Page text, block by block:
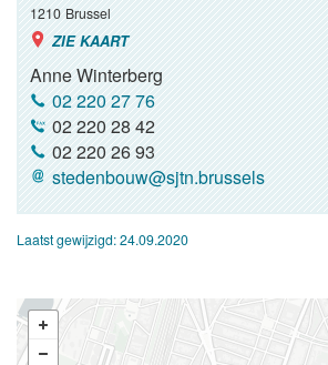
1210 Brussel
ZIE KAART
Anne Winterberg
02 220 27 76
02 220 28 42
02 220 26 93
stedenbouw@sjtn.brussels
Laatst gewijzigd:24.09.2020